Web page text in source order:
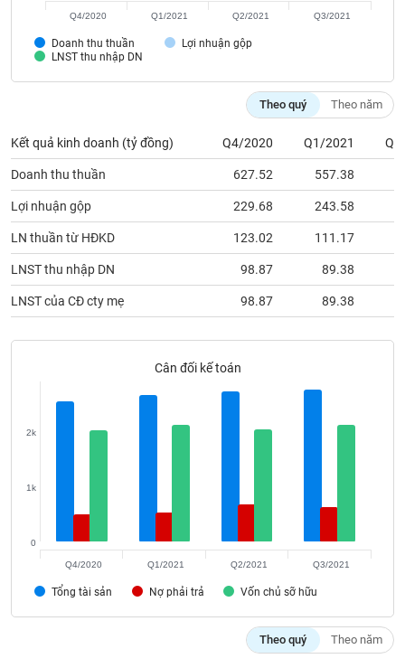
Doanh thu thuần
Lợi nhuận gộp
LNST thu nhập DN
Q4/2020 Q1/2021 Q2/2021 Q3/2021
Theo quý Theo năm
Kết quả kinh doanh (tỷ đồng) Q4/2020 Q1/2021
Doanh thu thuần 627.52 557.38
Lợi nhuận gộp 229.68 243.58
LN thuần từ HĐKD 123.02 111.17
LNST thu nhập DN 98.87 89.38
LNST của CĐ cty mẹ 98.87 89.38
Cân đối kế toán
Tổng tài sản Nợ phải trả Vốn chủ sỡ hữu
0
1k
2k
Q4/2020 Q1/2021 Q2/2021 Q3/2021
Theo quý Theo năm
ĐỘNG
SẢN
khoán
(-)
Lãnh
đạo
(-)
Tất cả Người nội bộ Người liên quan Cổ đông lớn
Tin
Bài
giả
Báo
phân
(-)